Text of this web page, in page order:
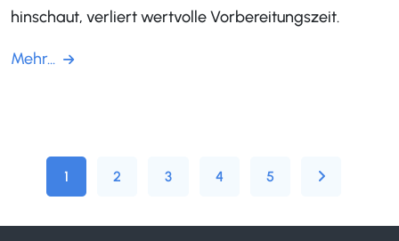
hinschaut, verliert wertvolle Vorbereitungszeit.
Mehr...
1 2 3 4 5